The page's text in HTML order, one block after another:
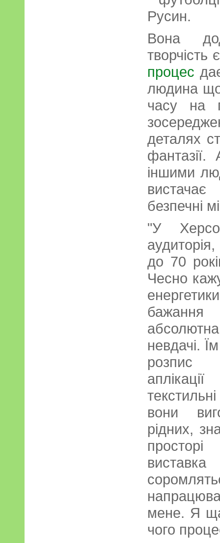
Русин.
Вона
процес
людина
часу на
деталях
іншими
безпечні
"У
до 70
Чесно
невдачі.
розпис
вони
рідних,
просторі
мене. Я
чого